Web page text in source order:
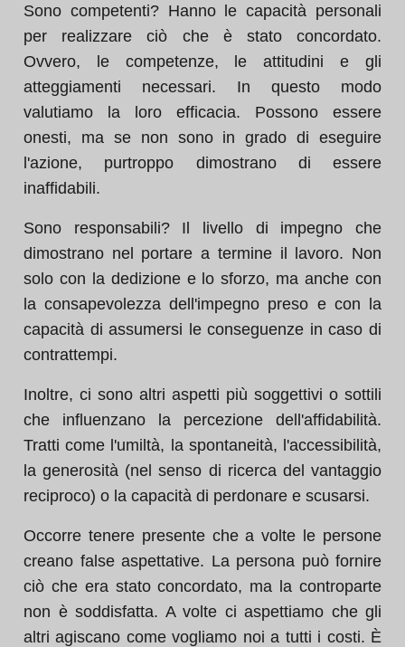
Sono competenti? Hanno le capacità personali
per realizzare ciò che è stato concordato.
Ovvero, le competenze, le attitudini e gli
atteggiamenti necessari. In questo modo
valutiamo la loro efficacia. Possono essere
onesti, ma se non sono in grado di eseguire
l'azione, purtroppo dimostrano di essere
inaffidabili.
Sono responsabili? Il livello di impegno che
dimostrano nel portare a termine il lavoro. Non
solo con la dedizione e lo sforzo, ma anche con
la consapevolezza dell'impegno preso e con la
capacità di assumersi le conseguenze in caso di
contrattempi.
Inoltre, ci sono altri aspetti più soggettivi o sottili
che influenzano la percezione dell'affidabilità.
Tratti come l'umiltà, la spontaneità, l'accessibilità,
la generosità (nel senso di ricerca del vantaggio
reciproco) o la capacità di perdonare e scusarsi.
Occorre tenere presente che a volte le persone
creano false aspettative. La persona può fornire
ciò che era stato concordato, ma la controparte
non è soddisfatta. A volte ci aspettiamo che gli
altri agiscano come vogliamo noi a tutti i costi. È